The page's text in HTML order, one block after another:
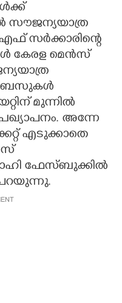
സർക്കാരിന്റെ
കേരള മെൻസ്
ബസുകൾ
മുന്നിൽ
അന്നേ
എടുക്കാതെ
ഫേസ്ബുക്കിൽ